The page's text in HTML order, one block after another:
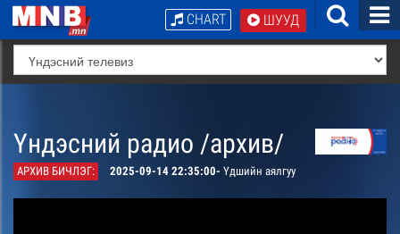
ШУУД
CHART
Үндэсний радио /архив/
АРХИВ БИЧЛЭГ: 2025-09-14 22:35:00- Үдшийн аялгуу